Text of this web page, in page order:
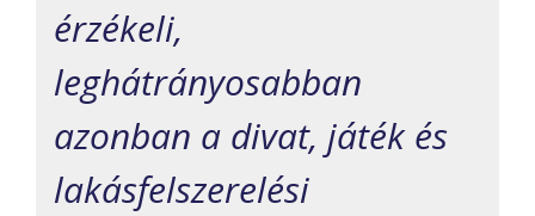
érzékeli,
leghátrányosabban
azonban a divat, játék és
lakásfelszerelési